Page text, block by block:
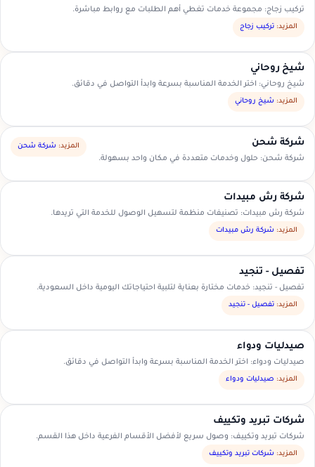
تركيب زجاج: مجموعة خدمات تغطي أهم الطلبات مع روابط مباشرة.
المزيد: تركيب زجاج
شيخ روحاني
شيخ روحاني: اختر الخدمة المناسبة بسرعة وابدأ التواصل في دقائق.
المزيد: شيخ روحاني
شركة شحن
شركة شحن: حلول وخدمات متعددة في مكان واحد بسهولة.
المزيد: شركة شحن
شركة رش مبيدات
شركة رش مبيدات: تصنيفات منظمة لتسهيل الوصول للخدمة التي تريدها.
المزيد: شركة رش مبيدات
تفصيل - تنجيد
تفصيل - تنجيد: خدمات مختارة بعناية لتلبية احتياجاتك اليومية داخل السعودية.
المزيد: تفصيل - تنجيد
صيدليات ودواء
صيدليات ودواء: اختر الخدمة المناسبة بسرعة وابدأ التواصل في دقائق.
المزيد: صيدليات ودواء
شركات تبريد وتكييف
شركات تبريد وتكييف: وصول سريع لأفضل الأقسام الفرعية داخل هذا القسم.
المزيد: شركات تبريد وتكييف